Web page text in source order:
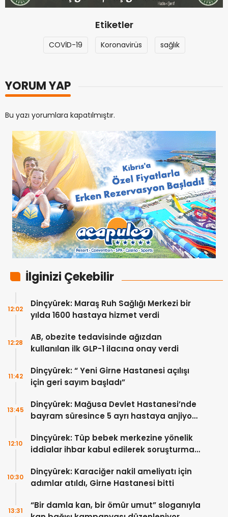
Etiketler
COVİD-19 Koronavirüs sağlık
YORUM YAP
Bu yazı yorumlara kapatılmıştır.
İlginizi Çekebilir
Dinçyürek: Maraş Ruh Sağlığı Merkezi bir
yılda 1600 hastaya hizmet verdi
12:02
AB, obezite tedavisinde ağızdan
kullanılan ilk GLP-1 ilacına onay verdi
12:28
Dinçyürek: “ Yeni Girne Hastanesi açılışı
için geri sayım başladı”
11:42
Dinçyürek: Mağusa Devlet Hastanesi’nde
bayram süresince 5 ayrı hastaya anjiyo
13:45
Dinçyürek: Tüp bebek merkezine yönelik
iddialar ihbar kabul edilerek soruşturma
12:10
Dinçyürek: Karaciğer nakil ameliyatı için
adımlar atıldı, Girne Hastanesi bitti
10:30
“Bir damla kan, bir ömür umut” sloganıyla
13:31